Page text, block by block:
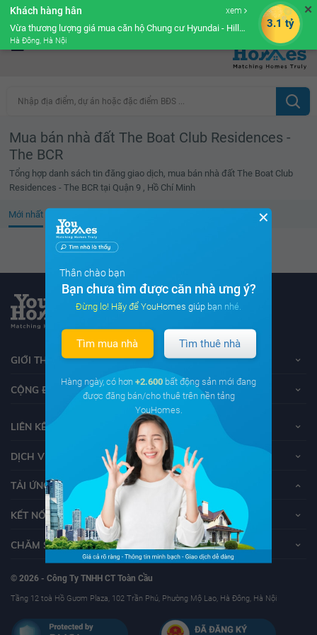
Cộng đồng Môi giới bPRO
Nhập địa điểm, dự án hoặc đặc điểm BĐS ...
Mua bán nhà đất The Boat Club Residences -
The BCR
Tổng hợp danh sách tin đăng giao dịch, mua bán nhà đất The Boat Club
Residences - The BCR tại Quận 9 , Hồ Chí Minh
Mới nhất
Không tìm thấy tin bất động sản nào
GIỚI THIỆU VỀ YOUHOMES
CỘNG ĐỒNG YOUHOMERS
LIÊN KẾT
DỊCH VỤ KHÁCH HÀNG
TẢI ỨNG DỤNG YOUHOMES
KẾT NỐI VỚI YOUHOMES
CHĂM SÓC KHÁCH HÀNG
© 2026 - Công Ty TNHH CT Toàn Cầu
Tầng 12 toà Hồ Gươm Plaza, 102 Trần Phú, Phường Mộ Lao, Hà Đông, Hà Nội
✕
Thân chào bạn
Bạn chưa tìm được căn nhà ưng ý?
Đừng lo! Hãy để YouHomes giúp bạn nhé.
Tìm mua nhà Tìm thuê nhà
Hàng ngày, có hơn +2.600 bất động sản mới đang
được đăng bán/cho thuê trên nền tảng
YouHomes.
✕
Khách hàng hân xem
Vừa thương lượng giá mua căn hộ Chung cư Hyundai - Hillstate
Hà Đông, Hà Nội
3.1 tỷ